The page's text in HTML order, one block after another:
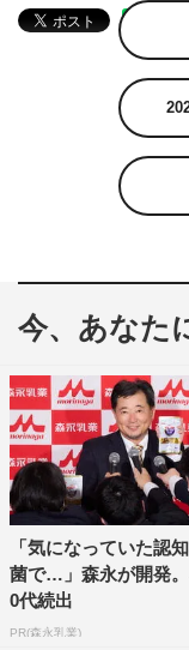
今、あなた
「気になっていた認
菌で…」森永が開発
0代続出
PR(森永乳業)